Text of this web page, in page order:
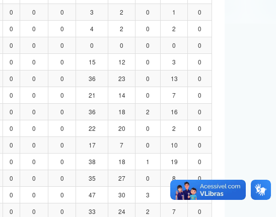
0 0 0 3 2 0 1
0
0 0 0 4 2 0 2
0
0 0 0 0 0 0 0
0
0 0 0 15 12 0 3
0
0 0 0 36 23 0 13
0
0 0 0 21 14 0 7
0
0 0 0 36 18 2 16
0
0 0 0 22 20 0 2
0
0 0 0 17 7 0 10
0
0 0 0 38 18 1 19
0
0 0 0 35 27 0 8
0
0 0 0 47 30 3 14
0
0 0 0 33 24 2 7
0